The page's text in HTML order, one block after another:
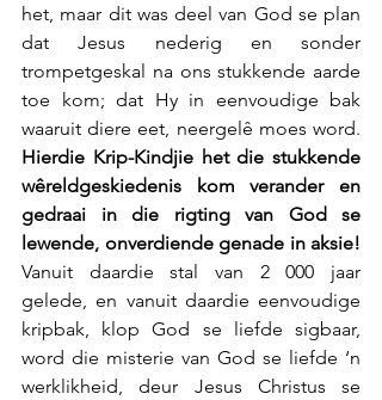
het, maar dit was deel van God se plan
dat Jesus nederig en sonder
trompetgeskal na ons stukkende aarde
toe kom; dat Hy in eenvoudige bak
Hierdie Krip-Kindjie het die stukkende
wêreldgeskiedenis kom verander en
gedraai in die rigting van God se
lewende, onverdiende genade in aksie!
Vanuit daardie stal van 2 000 jaar
gelede, en vanuit daardie eenvoudige
kripbak, klop God se liefde sigbaar,
word die misterie van God se liefde ‘n
werklikheid, deur Jesus Christus se